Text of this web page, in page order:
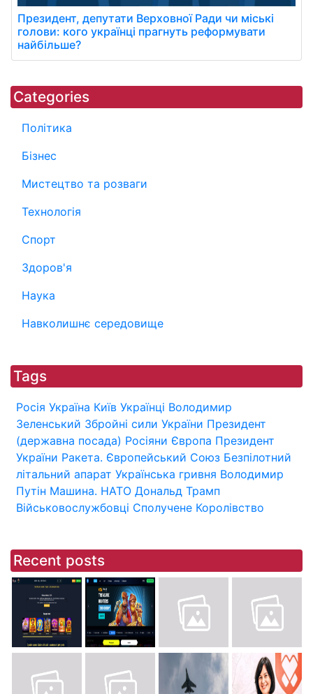
Президент, депутати Верховної Ради чи міські
голови: кого українці прагнуть реформувати
найбільше?
Categories
Політика
Бізнес
Мистецтво та розваги
Технологія
Спорт
Здоров'я
Наука
Навколишнє середовище
Tags
Росія Україна Київ Українці Володимир
Зеленський Збройні сили України Президент
(державна посада) Росіяни Європа Президент
України Ракета. Європейський Союз Безпілотний
літальний апарат Українська гривня Володимир
Путін Машина. НАТО Дональд Трамп
Військовослужбовці Сполучене Королівство
Recent posts